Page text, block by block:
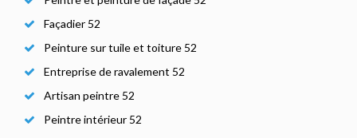
Façadier 52
Peinture sur tuile et toiture 52
Entreprise de ravalement 52
Artisan peintre 52
Peintre intérieur 52